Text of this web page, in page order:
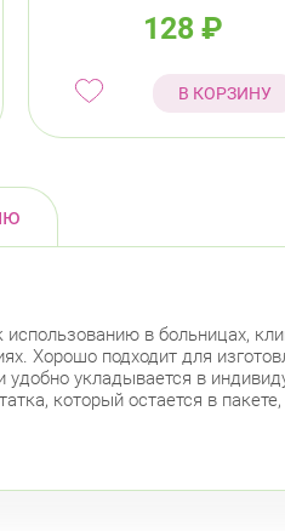
128 ₽
В КОРЗИНУ
использованию в больницах,
Хорошо подходит для
удобно укладывается в
который остается в